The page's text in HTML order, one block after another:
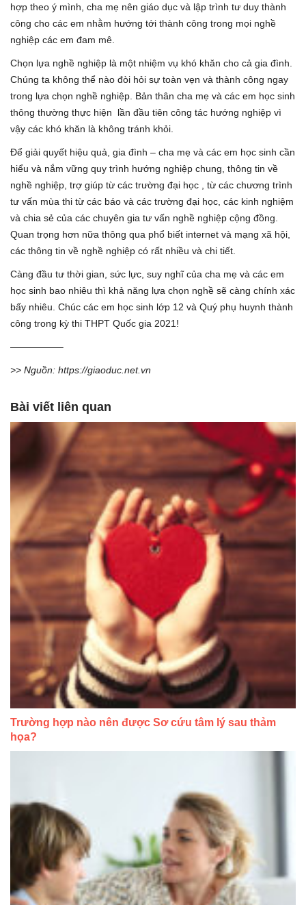
hợp theo ý mình, cha mẹ nên giáo dục và lập trình tư duy thành
công cho các em nhằm hướng tới thành công trong mọi nghề
nghiệp các em đam mê.
Chọn lựa nghề nghiệp là một nhiệm vụ khó khăn cho cả gia đình.
Chúng ta không thể nào đòi hỏi sự toàn vẹn và thành công ngay
trong lựa chọn nghề nghiệp. Bản thân cha mẹ và các em học sinh
thông thường thực hiện lần đầu tiên công tác hướng nghiệp vì
vậy các khó khăn là không tránh khỏi.
Để giải quyết hiệu quả, gia đình – cha mẹ và các em học sinh cần
hiểu và nắm vững quy trình hướng nghiệp chung, thông tin về
nghề nghiệp, trợ giúp từ các trường đại học , từ các chương trình
tư vấn mùa thi từ các báo và các trường đại học, các kinh nghiệm
và chia sẻ của các chuyên gia tư vấn nghề nghiệp cộng đồng.
Quan trọng hơn nữa thông qua phổ biết internet và mạng xã hội,
các thông tin về nghề nghiệp có rất nhiều và chi tiết.
Càng đầu tư thời gian, sức lực, suy nghĩ của cha mẹ và các em
học sinh bao nhiêu thì khả năng lựa chọn nghề sẽ càng chính xác
bấy nhiêu. Chúc các em học sinh lớp 12 và Quý phụ huynh thành
công trong kỳ thi THPT Quốc gia 2021!
—————–
>> Nguồn: https://giaoduc.net.vn
Bài viết liên quan
Trường hợp nào nên được Sơ cứu tâm lý sau thảm
họa?